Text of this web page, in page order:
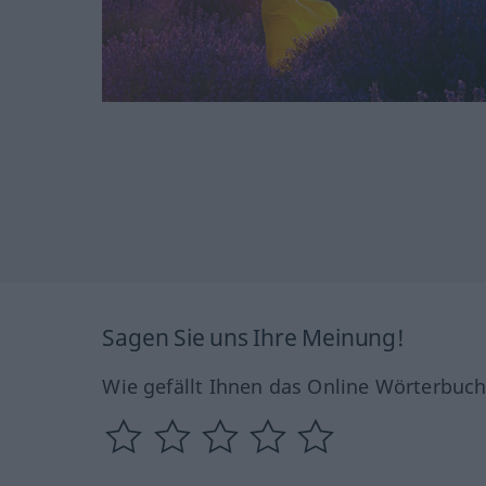
Sagen Sie uns Ihre Meinung!
Wie gefällt Ihnen das Online